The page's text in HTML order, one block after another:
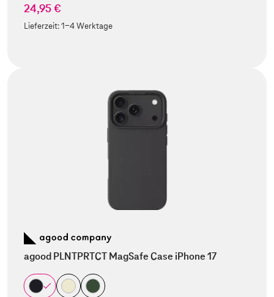
24,95 €
Lieferzeit:1-4 Werktage
agood PLNTPRTCT MagSafe Case iPhone 17